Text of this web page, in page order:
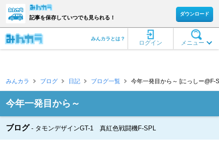
記事を保存していつでも見られる！
ダウンロード
メニュー
ログイン
みんカラとは？
みんカラ ブログ 日記 ブログ一覧 今年一発目から～ [にっしー@F-
今年一発目から～
ブログ タモンデザインGT-1 真紅色戦闘機F-SPL